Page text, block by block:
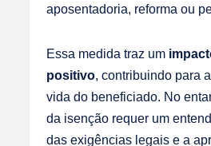
aposentadoria, reforma ou
Essa medida traz um
positivo, contribuindo para
vida do beneficiado. No
da isenção requer um
das exigências legais e a